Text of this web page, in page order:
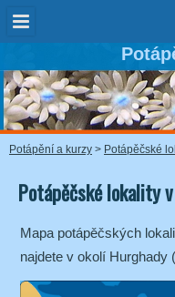
Potápění a kurzy > Potápěčské
Potápěčské lokality
Mapa potápěčských
najdete v okolí Hurghady (